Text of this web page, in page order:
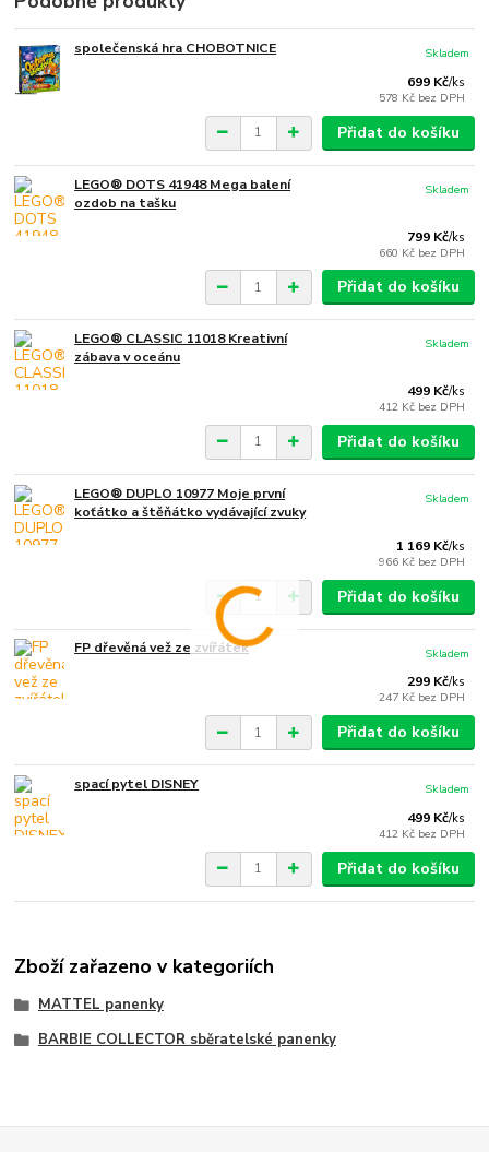
společenská hra CHOBOTNICE
699 Kč/ks
578 Kč bez DPH
Skladem
Přidat do košíku
LEGO® DOTS 41948 Mega balení
ozdob na tašku
799 Kč/ks
660 Kč bez DPH
Skladem
Přidat do košíku
LEGO® CLASSIC 11018 Kreativní
zábava v oceánu
499 Kč/ks
412 Kč bez DPH
Skladem
Přidat do košíku
LEGO® DUPLO 10977 Moje první
koťátko a štěňátko vydávající zvuky
1 169 Kč/ks
966 Kč bez DPH
Skladem
Přidat do košíku
FP dřevěná vež ze zvířátek
299 Kč/ks
247 Kč bez DPH
Skladem
Přidat do košíku
spací pytel DISNEY
499 Kč/ks
412 Kč bez DPH
Skladem
Přidat do košíku
Zboží zařazeno v kategoriích
MATTEL panenky
BARBIE COLLECTOR sběratelské panenky